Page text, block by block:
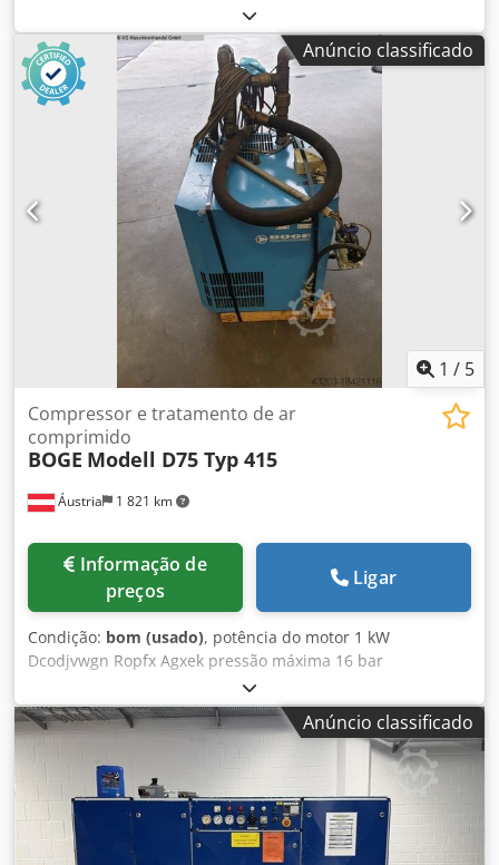
, Equipamento:
disponível, Compressor BOGE SLF101-3 nº 5077883
FABRICANTE: BOGE MODELO: SLF101-1 NÚMERO DE SÉRIE:
5077883 ANO: 2014 Dedpfsw R A Ansx Agxsck POTÊNCIA
(kW): 90 CAPACIDADE (m³/min): 4,94-12,25 PRESSÃO (bar):
10 HORÁRIO (DOC/TOTAL): INVERSOR DE FREQUÊNCIA: sim
SECADOR INCORPORADO: não TROCADOR DE CALOR: não
REFRIGERAÇÃO (AR/ÁGUA): ar SOBRES TANQUE: não
DOCUMENTAÇÃO: não NOVO/USADO: USADO
Anúncio classificado
1 / 5
Áustria 1 821 km
Compressor e tratamento de ar
comprimido
BOGE Modell D75 Typ 415
preços
Ligar
Condição: bom (usado), potência do motor 1 kW
Dcodjvwgn Ropfx Agxek pressão máxima 16 bar
Anúncio classificado